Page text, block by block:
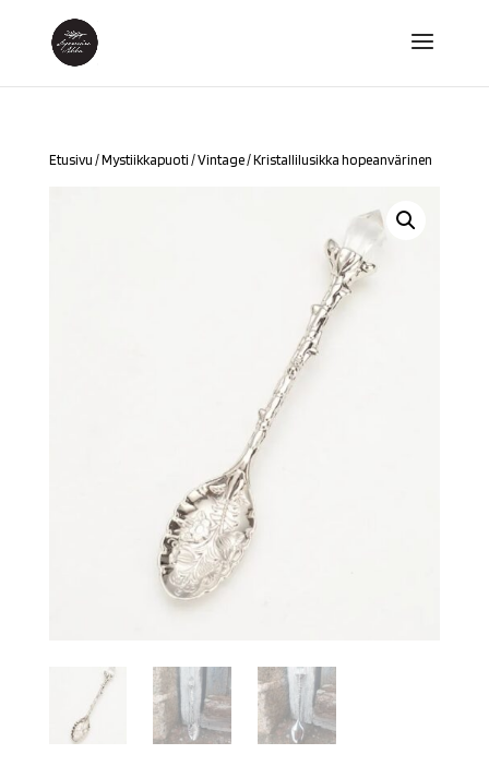
Etusivu /Mystiikkapuoti /Vintage/ Kristallilusikka hopeanvärinen